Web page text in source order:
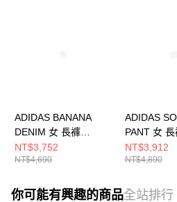
ADIDAS BANANA
DENIM 女 長褲
KY5188
NT$3,752
NT$4,690
ADIDAS
PANT 女
NT$3,912
NT$4,890
你可能有興趣的商品全站排行